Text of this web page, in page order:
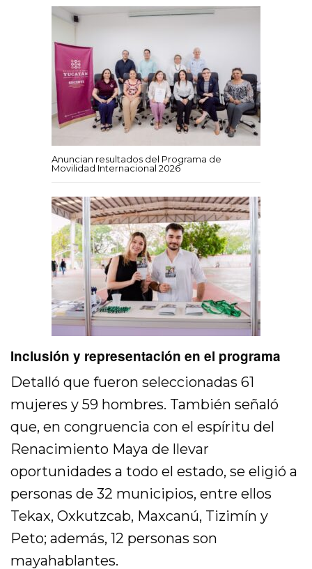
Anuncian resultados del Programa de
Movilidad Internacional 2026
Inclusión y representación en el programa
Detalló que fueron seleccionadas 61
mujeres y 59 hombres. También señaló
que, en congruencia con el espíritu del
Renacimiento Maya de llevar
oportunidades a todo el estado, se eligió a
personas de 32 municipios, entre ellos
Tekax, Oxkutzcab, Maxcanú, Tizimín y
Peto; además, 12 personas son
mayahablantes.